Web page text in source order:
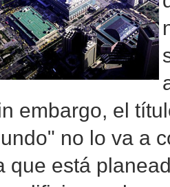
embargo, el
no lo va a
que está